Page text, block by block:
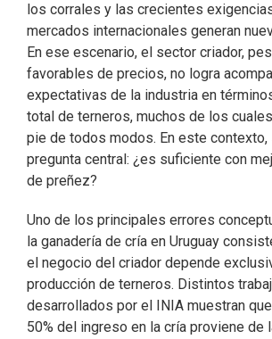
los corrales y las crecientes
mercados internacionales generan
En ese escenario, el sector criador,
favorables de precios, no logra
expectativas de la industria en
total de terneros, muchos de los
pie de todos modos. En este contexto,
pregunta central: ¿es suficiente con
de preñez?
Uno de los principales errores
la ganadería de cría en Uruguay
el negocio del criador depende
producción de terneros. Distintos
desarrollados por el INIA muestran
50% del ingreso en la cría proviene de